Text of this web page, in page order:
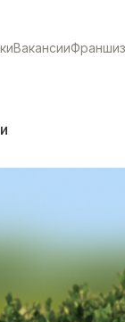
Вакансии